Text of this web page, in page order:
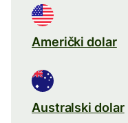
Američki dolar
Australski dolar